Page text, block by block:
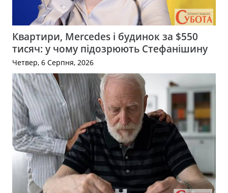
Квартири, Mercedes і будинок за $550
тисяч: у чому підозрюють Стефанішину
Четвер, 6 Серпня, 2026